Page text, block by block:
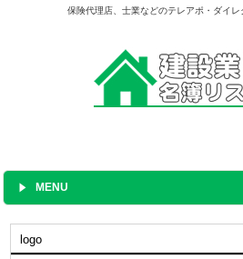
保険代理店、士業などのテレアポ・ダイレ
MENU
logo